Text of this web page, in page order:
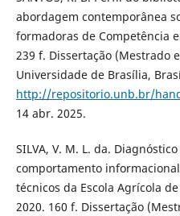
abordagem contemporânea
formadoras de Competência
239 f. Dissertação (Mestrado
Universidade de Brasília,
http://repositorio.unb.br/
14 abr. 2025.
SILVA, V. M. L. da.
comportamento
técnicos da Escola Agrícola
2020. 160 f. Dissertação